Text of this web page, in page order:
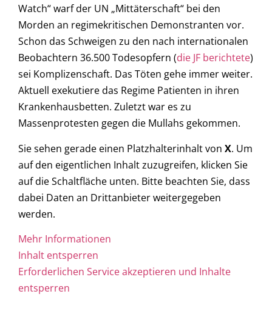
Watch“ warf der UN „Mittäterschaft“ bei den
Morden an regimekritischen Demonstranten vor.
Schon das Schweigen zu den nach internationalen
Beobachtern 36.500 Todesopfern (die JF berichtete)
sei Komplizenschaft. Das Töten gehe immer weiter.
Aktuell exekutiere das Regime Patienten in ihren
Krankenhausbetten. Zuletzt war es zu
Massenprotesten gegen die Mullahs gekommen.
Sie sehen gerade einen Platzhalterinhalt von X. Um
auf den eigentlichen Inhalt zuzugreifen, klicken Sie
auf die Schaltfläche unten. Bitte beachten Sie, dass
dabei Daten an Drittanbieter weitergegeben
werden.
Mehr Informationen
Inhalt entsperren
Erforderlichen Service akzeptieren und Inhalte
entsperren